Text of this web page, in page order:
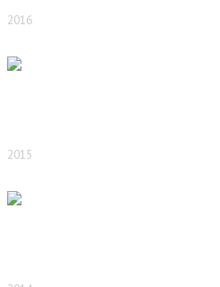
2016
2015